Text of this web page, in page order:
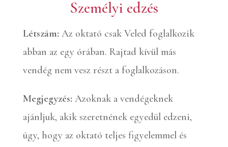
Személyi edzés
Létszám: Az oktató csak Veled foglalkozik
abban az egy órában. Rajtad kívül más
vendég nem vesz részt a foglalkozáson.
Megjegyzés: Azoknak a vendégeknek
ajánljuk, akik szeretnének egyedül edzeni,
úgy, hogy az oktató teljes figyelemmel és